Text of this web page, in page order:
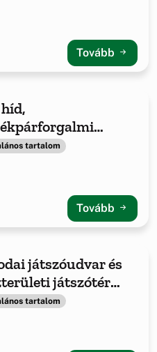
Tovább
vízelvezető
tartalom
Tovább
játszóudvar és
játszótér
-2021
tartalom